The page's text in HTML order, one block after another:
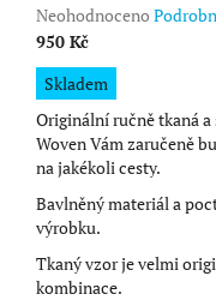
Průměrné
hodnocení
je
0,0
z
5
hvězdiček.
Neohodnoceno
950 Kč
Měrná
cena:
Skladem
Originální ručně tkaná
Woven Vám zaručeně
na jakékoli cesty.
Bavlněný materiál a
výrobku.
Tkaný vzor je velmi
kombinace.